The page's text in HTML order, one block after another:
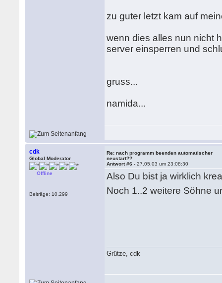
zu guter letzt kam auf
wenn dies alles nun nicht
server einsperren und
gruss...
namida...
cdk
Global Moderator
Offline
Beiträge: 10.299
Re: nach programm beenden automatischer
neustart??
Antwort #6 -27.05.03 um 23:08:30
Also Du bist ja wirklich
Noch 1..2 weitere Söhne
Grütze, cdk